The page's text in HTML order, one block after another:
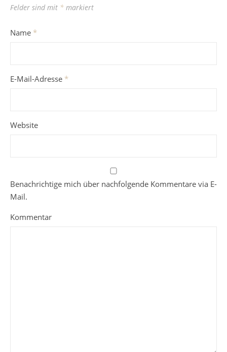
Felder sind mit * markiert
Name *
E-Mail-Adresse *
Website
Benachrichtige mich über nachfolgende Kommentare via E-
Mail.
Kommentar